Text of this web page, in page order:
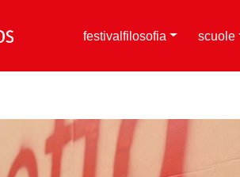
festivalfilosofia scuole